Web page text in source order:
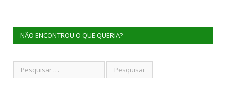
NÃO ENCONTROU O QUE QUERIA?